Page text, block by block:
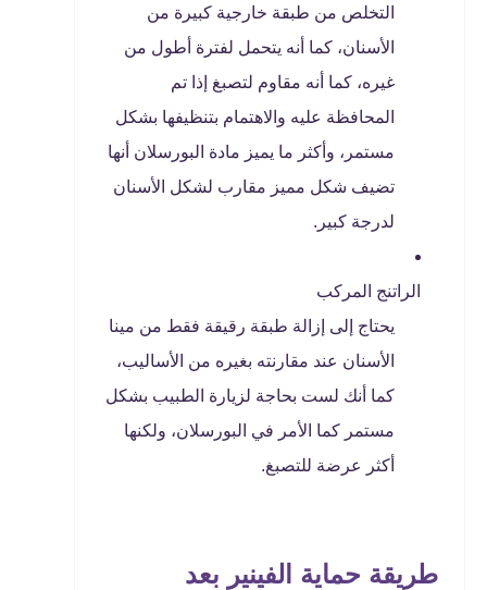
التخلص من طبقة خارجية كبيرة من
الأسنان، كما أنه يتحمل لفترة أطول من
غيره، كما أنه مقاوم لتصبغ إذا تم
المحافظة عليه والاهتمام بتنظيفها بشكل
مستمر، وأكثر ما يميز مادة البورسلان أنها
تضيف شكل مميز مقارب لشكل الأسنان
لدرجة كبير.
الراتنج المركب
يحتاج إلى إزالة طبقة رقيقة فقط من مينا
الأسنان عند مقارنته بغيره من الأساليب،
كما أنك لست بحاجة لزيارة الطبيب بشكل
مستمر كما الأمر في البورسلان، ولكنها
أكثر عرضة للتصبغ.
طريقة حماية الفينير بعد